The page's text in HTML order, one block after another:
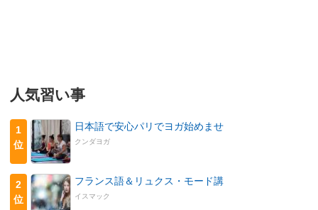
人気習い事
1
位
日本語で安心パリでヨガ始めませ
クンダヨガ
2
位
フランス語＆リュクス・モード講
イスマック